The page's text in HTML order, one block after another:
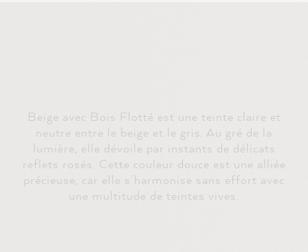
Beige avec Bois Flotté est une teinte claire et
neutre entre le beige et le gris. Au gré de la
lumière, elle dévoile par instants de délicats
reflets rosés. Cette couleur douce est une alliée
précieuse, car elle s’harmonise sans effort avec
une multitude de teintes vives.